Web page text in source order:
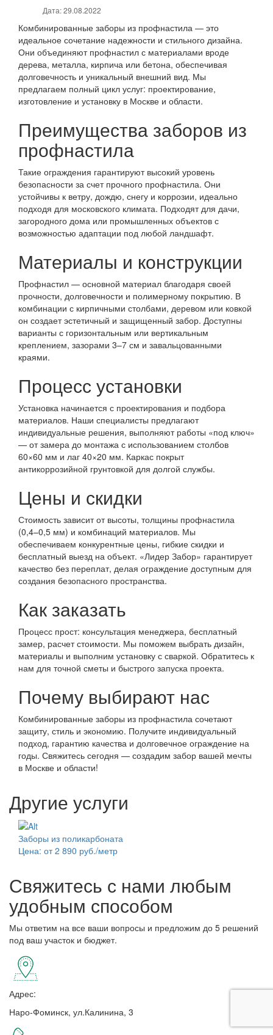
Дата: 29.08.2022
Комбинированные заборы из профнастила — это
идеальное сочетание надежности и стильного дизайна.
Они объединяют профнастил с материалами вроде
дерева, металла, кирпича или бетона, обеспечивая
долговечность и уникальный внешний вид. Мы
предлагаем полный цикл услуг: проектирование,
изготовление и установку в Москве и области.
Преимущества заборов из
профнастила
Такие ограждения гарантируют высокий уровень
безопасности за счет прочного профнастила. Они
устойчивы к ветру, дождю, снегу и коррозии, идеально
подходя для московского климата. Подходят для дачи,
загородного дома или промышленных объектов с
возможностью адаптации под любой ландшафт.
Материалы и конструкции
Профнастил — основной материал благодаря своей
прочности, долговечности и полимерному покрытию. В
комбинации с кирпичными столбами, деревом или ковкой
он создает эстетичный и защищенный забор. Доступны
варианты с горизонтальным или вертикальным
креплением, зазорами 3–7 см и завальцованными
краями.
Процесс установки
Установка начинается с проектирования и подбора
материалов. Наши специалисты предлагают
индивидуальные решения, выполняют работы «под ключ»
— от замера до монтажа с использованием столбов
60×60 мм и лаг 40×20 мм. Каркас покрыт
антикоррозийной грунтовкой для долгой службы.
Цены и скидки
Стоимость зависит от высоты, толщины профнастила
(0,4–0,5 мм) и комбинаций материалов. Мы
обеспечиваем конкурентные цены, гибкие скидки и
бесплатный выезд на объект. «Лидер Забор» гарантирует
качество без переплат, делая ограждение доступным для
создания безопасного пространства.
Как заказать
Процесс прост: консультация менеджера, бесплатный
замер, расчет стоимости. Мы поможем выбрать дизайн,
материалы и выполним установку с сваркой. Обратитесь к
нам для точной сметы и быстрого запуска проекта.
Почему выбирают нас
Комбинированные заборы из профнастила сочетают
защиту, стиль и экономию. Получите индивидуальный
подход, гарантию качества и долговечное ограждение на
годы. Свяжитесь сегодня — создадим забор вашей мечты
в Москве и области!
Другие услуги
Заборы из поликарбоната
Цена: от 2 890 руб./метр
Свяжитесь с нами любым
удобным способом
Мы ответим на все ваши вопросы и предложим до 5 решений
под ваш участок и бюджет.
Адрес:
Наро-Фоминск, ул.Калинина, 3